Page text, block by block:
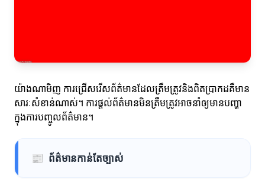
យ៉ាងណាមិញ ការជ្រើសរើសព័ត៌មានដែលត្រឹមត្រូវនិងពិតប្រាកដគឺមាន
សារៈសំខាន់ណាស់។ ការផ្តល់ព័ត៌មានមិនត្រឹមត្រូវអាចនាំឲ្យមានបញ្ហា
ក្នុងការបញ្ចូលព័ត៌មាន។
📰 ព័ត៌មានកាន់តែច្បាស់